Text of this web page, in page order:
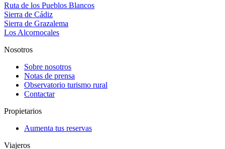
Ruta de los Pueblos Blancos
Sierra de Cádiz
Sierra de Grazalema
Los Alcornocales
Nosotros
Sobre nosotros
Notas de prensa
Observatorio turismo rural
Contactar
Propietarios
Aumenta tus reservas
Viajeros